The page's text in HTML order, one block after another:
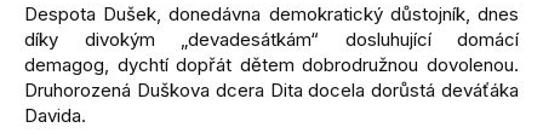
Despota Dušek, donedávna demokratický důstojník, dnes
díky divokým „devadesátkám“ dosluhující domácí
demagog, dychtí dopřát dětem dobrodružnou dovolenou.
Druhorozená Duškova dcera Dita docela dorůstá deváťáka
Davida.